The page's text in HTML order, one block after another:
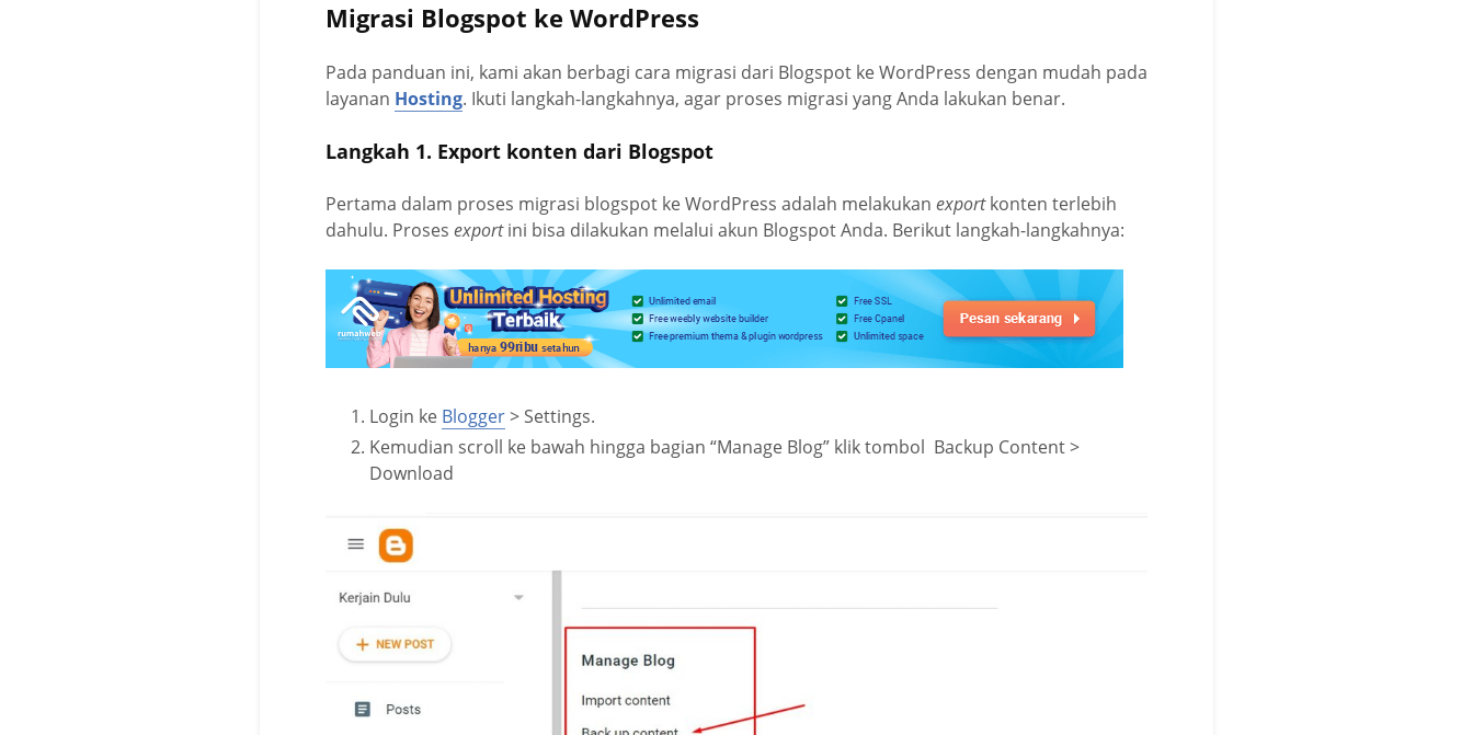
Migrasi Blogspot ke WordPress
Pada panduan ini, kami akan berbagi cara migrasi dari Blogspot ke WordPress dengan mudah pada
layanan Hosting. Ikuti langkah-langkahnya, agar proses migrasi yang Anda lakukan benar.
Langkah 1. Export konten dari Blogspot
Pertama dalam proses migrasi blogspot ke WordPress adalah melakukan exportkonten terlebih
dahulu. Proses exportini bisa dilakukan melalui akun Blogspot Anda. Berikut langkah-langkahnya:
Login ke Blogger> Settings.
Kemudian scroll ke bawah hingga bagian “Manage Blog” klik tombol Backup Content >
Download